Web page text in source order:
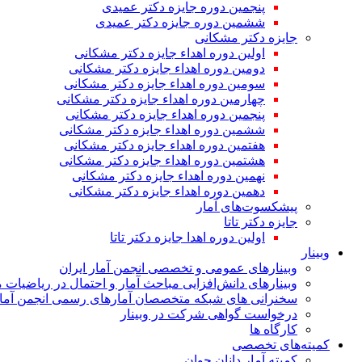
پنجمین دوره جایزه دکتر عمیدی
ششمین دوره جایزه دکتر عمیدی
جایزه دکتر مشکانی
اولین دوره اهداء جایزه دکتر مشکانی
دومین دوره اهداء جایزه دکتر مشکانی
سومین دوره اهداء جایزه دکتر مشکانی
چهارمین دوره اهداء جایزه دکتر مشکانی
پنجمین دوره اهداء جایزه دکتر مشکانی
ششمین دوره اهداء جایزه دکتر مشکانی
هفتمین دوره اهداء جایزه دکتر مشکانی
هشتمین دوره اهداء جایزه دکتر مشکانی
نهمین دوره اهداء جایزه دکتر مشکانی
دهمین دوره اهداء جایزه دکتر مشکانی
پیشکسوت‌های آمار
جایزه دکتر تاتا
اولین دوره اهدا جایزه دکتر تاتا
وبینار
وبینارهای عمومی و تخصصی انجمن آمار ایران
وبینارهای دانش‌افزایی مباحث آمار و احتمال در
سخنرانی های شبکه متخصصان آمارهای رسمی انجمن
درخواست گواهی شرکت در وبینار
کارگاه ها
کمیته‌های تخصصی